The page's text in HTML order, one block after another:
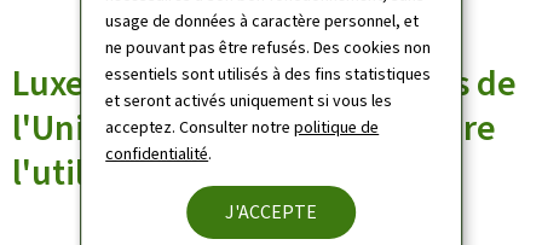
usage de données à caractère personnel, et
ne pouvant pas être refusés. Des cookies non
essentiels sont utilisés à des fins statistiques
et seront activés uniquement si vous les
acceptez. Consulter notrepolitique de
confidentialité.
J'ACCEPTE
Luxembourg, le premier pays de
l'Union européenne à interdire
l'utilisation du glyphosate